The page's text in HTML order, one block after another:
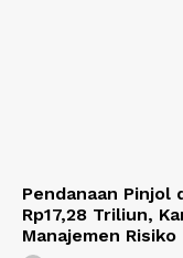
Pendanaan Pinjol
Rp17,28 Triliun,
Manajemen Risiko